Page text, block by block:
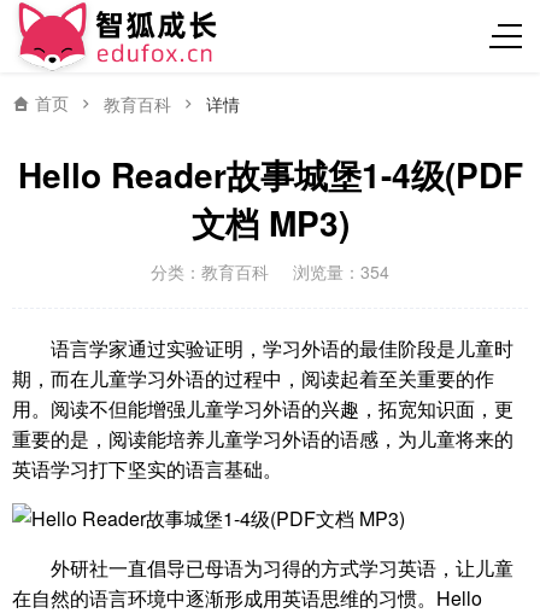
首页 教育百科 详情
Hello Reader故事城堡1-4级(PDF
文档 MP3)
分类： 教育百科 浏览量：354
语言学家通过实验证明，学习外语的最佳阶段是儿童时
期，而在儿童学习外语的过程中，阅读起着至关重要的作
用。阅读不但能增强儿童学习外语的兴趣，拓宽知识面，更
重要的是，阅读能培养儿童学习外语的语感，为儿童将来的
英语学习打下坚实的语言基础。
外研社一直倡导已母语为习得的方式学习英语，让儿童
在自然的语言环境中逐渐形成用英语思维的习惯。Hello